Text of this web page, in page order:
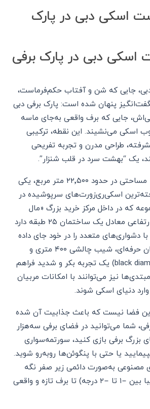
دبی در پارک برفی
جایی که شن و آفتاب حکم‌فرماست،
پنهان شده است: پارک برفی دبی
جایی که برف واقعی به‌جای ماسه
اسکی می‌نشیند. این نقطه، ترکیبی
طراحی مدرن و تجربه تفریحی
یک “بهشت سرد در قلب شنزار”.
پیست اسکی دبی، با مساحتی در حدود ۲۲٬۵۰۰ متر مربع، یکی
اسکی‌ری‌زورت‌های سرپوشیده در
که در داخل مرکز خرید بزرگ «مال
امارات» واقع شده، ارتفاعی معادل یک ساختمان ۲۵ طبقه دارد
متعدد را در خود جای داده
است. برای علاقه‌مندان حرفه‌ای، شیب چالشی ۴۰۰ متری و
“مسیر مشکی” (black diamond) یک تجربه بکر و شدید فراهم
نیز می‌توانند با امکانات مربیان
دنیای اسکی شوند.
این فضا نیست که باعث جذابیت آن شده
شما می‌توانید در فضای برفی سه‌هزار
بزرگ برفی بازی کنید، سورتمه‌سواری
یا حتی با پنگوئن‌ها روبه‌رو شوید.
مصنوعی به‌صورت دائمی زیر صفر نگه
داشته می‌شود (تقریبا بین −۱ تا −۲ درجه) تا برف تازه و واقعی